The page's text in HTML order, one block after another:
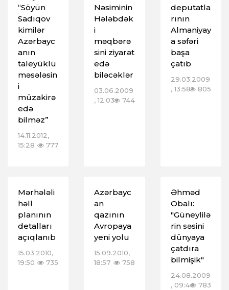
“Söyün
Sadıqov
kimilər
Azərbayc
anın
taleyüklü
məsələsin
i
müzakirə
edə
bilməz”
14.11.2012,
15:28
777
Nəsiminin
Hələbdək
i
məqbərə
sini ziyarət
edə
biləcəklər
03.06.2009
, 12:03
744
deputatla
rının
Almaniyay
a səfəri
başa
çatıb
29.03.2009
, 13:58
805
Mərhələli
həll
planının
detalları
açıqlanıb
15.03.2010,
19:50
735
Azərbayc
an
qazının
Avropaya
yeni yolu
15.09.2010,
18:57
758
Əhməd
Obalı:
"Güneylilə
rin səsini
dünyaya
çatdıra
bilmişik"
24.08.2009
, 09:44 783